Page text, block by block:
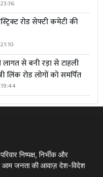
रोड सेफ्टी कमेटी की
से बनी रड़ा से टाहली
रोड लोगों को समर्पित
निष्पक्ष, निर्भीक और
आम जनता की आवाज़ देश-विदेश